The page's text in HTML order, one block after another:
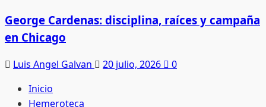
George Cardenas: disciplina, raíces y campaña
en Chicago
Luis Angel Galvan 20 julio, 2026
0
Inicio
Hemeroteca